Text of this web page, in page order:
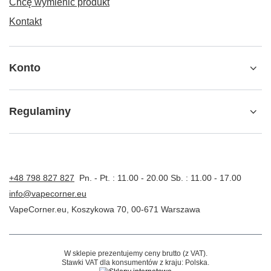
Chcę wymienić produkt
Kontakt
Konto
Regulaminy
+48 798 827 827
Pn. - Pt. : 11.00 - 20.00 Sb. : 11.00 - 17.00
info@vapecorner.eu
VapeCorner.eu
Koszykowa 70 00-671 Warszawa
W sklepie prezentujemy ceny brutto (z VAT).
Stawki VAT dla konsumentów z kraju: Polska.